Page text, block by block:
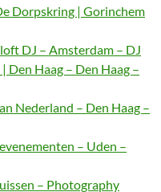
Dorpskring | Gorinchem
DJ – Amsterdam – DJ
Den Haag – Den Haag –
Nederland – Den Haag –
– Uden –
– Photography